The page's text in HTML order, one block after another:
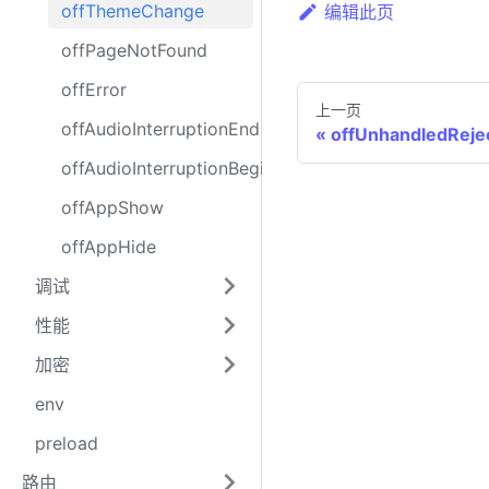
offThemeChange
offPageNotFound
offError
offAudioInterruptionEnd
offAudioInterruptionBegin
offAppShow
offAppHide
调试
性能
加密
env
preload
路由
编辑此页
上一页